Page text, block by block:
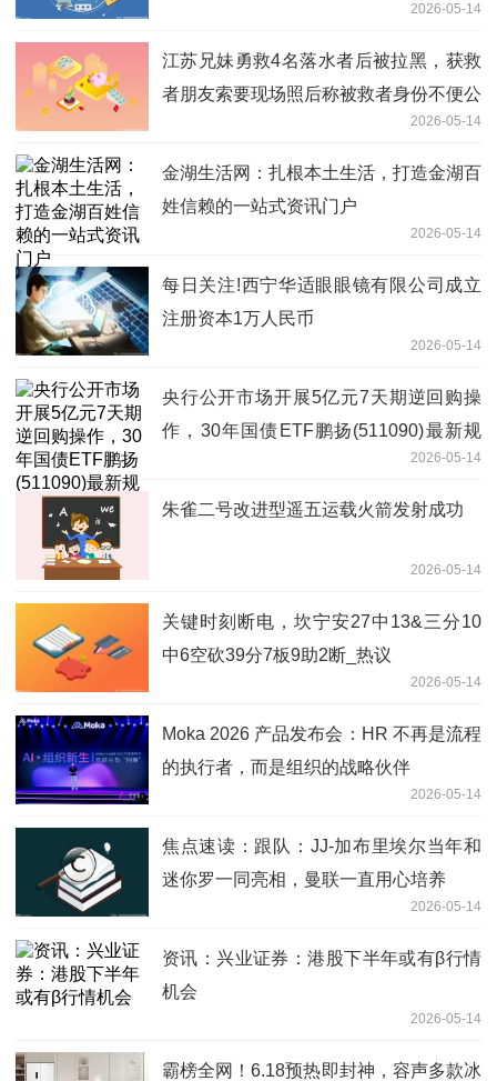
存储、移动存储等系列存储产品 精选
2026-05-14
江苏兄妹勇救4名落水者后被拉黑，获救
者朋友索要现场照后称被救者身份不便公
开；当地：见义勇为认定无需获救者证
明，只要事件真实有效
2026-05-14
金湖生活网：扎根本土生活，打造金湖百
姓信赖的一站式资讯门户
2026-05-14
每日关注!西宁华适眼眼镜有限公司成立
注册资本1万人民币
2026-05-14
央行公开市场开展5亿元7天期逆回购操
作，30年国债ETF鹏扬(511090)最新规
2026-05-14
朱雀二号改进型遥五运载火箭发射成功
2026-05-14
关键时刻断电，坎宁安27中13&三分10
中6空砍39分7板9助2断_热议
2026-05-14
Moka 2026 产品发布会：HR 不再是流程
的执行者，而是组织的战略伙伴
2026-05-14
焦点速读：跟队：JJ-加布里埃尔当年和
迷你罗一同亮相，曼联一直用心培养
2026-05-14
资讯：兴业证券：港股下半年或有β行情
机会
2026-05-14
霸榜全网！6.18预热即封神，容声多款冰